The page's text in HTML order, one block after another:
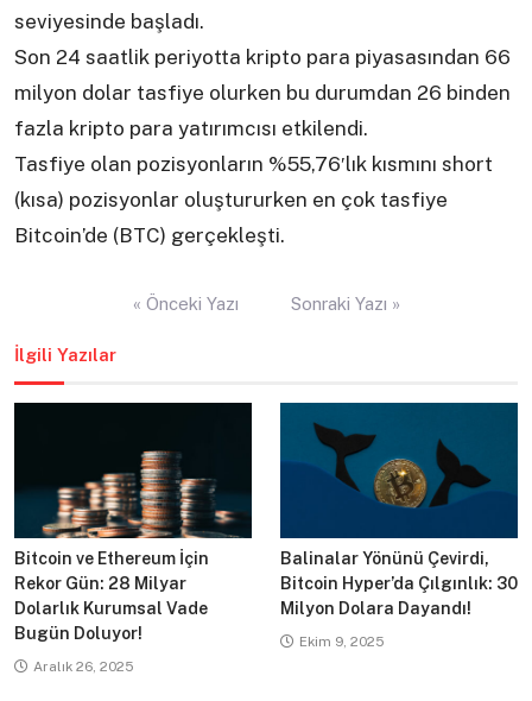
seviyesinde başladı.
Son 24 saatlik periyotta kripto para piyasasından 66
milyon dolar tasfiye olurken bu durumdan 26 binden
fazla kripto para yatırımcısı etkilendi.
Tasfiye olan pozisyonların %55,76′lık kısmını short
(kısa) pozisyonlar oluştururken en çok tasfiye
Bitcoin’de (BTC) gerçekleşti.
« Önceki Yazı Sonraki Yazı »
İlgili Yazılar
Bitcoin ve Ethereum İçin
Rekor Gün: 28 Milyar
Dolarlık Kurumsal Vade
Bugün Doluyor!
Aralık 26, 2025
Balinalar Yönünü Çevirdi,
Bitcoin Hyper’da Çılgınlık: 30
Milyon Dolara Dayandı!
Ekim 9, 2025